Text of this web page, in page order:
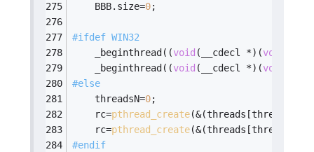
    BBB.size=
0;
#ifdef WIN32
    _beginthread((
void (__cdecl *)(void
    _beginthread((
void (__cdecl *)(void
#else
    threadsN=
0;
    rc=
pthread_create
    rc=
pthread_create
#endif